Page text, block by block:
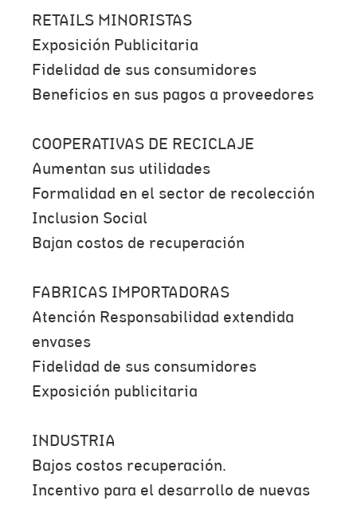
RETAILS MINORISTAS
Exposición Publicitaria
Fidelidad de sus consumidores
Beneficios en sus pagos a proveedores
COOPERATIVAS DE RECICLAJE
Aumentan sus utilidades
Formalidad en el sector de recolección
Inclusion Social
Bajan costos de recuperación
FABRICAS IMPORTADORAS
Atención Responsabilidad extendida
envases
Fidelidad de sus consumidores
Exposición publicitaria
INDUSTRIA
Bajos costos recuperación.
Incentivo para el desarrollo de nuevas